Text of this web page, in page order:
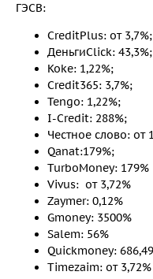
ГЭСВ:
CreditPlus: от 3,7%;
ДеньгиClick: 43,3%;
Koke: 1,22%;
Credit365: 3,7%;
Tengo: 1,22%;
I-Credit: 288%;
Честное слово: от
Qanat:179%;
TurboMoney: 179%
Vivus: от 3,72%
Zaymer: 0,12%
Gmoney: 3500%
Salem: 56%
Quickmoney:
Timezaim: от 3,72%